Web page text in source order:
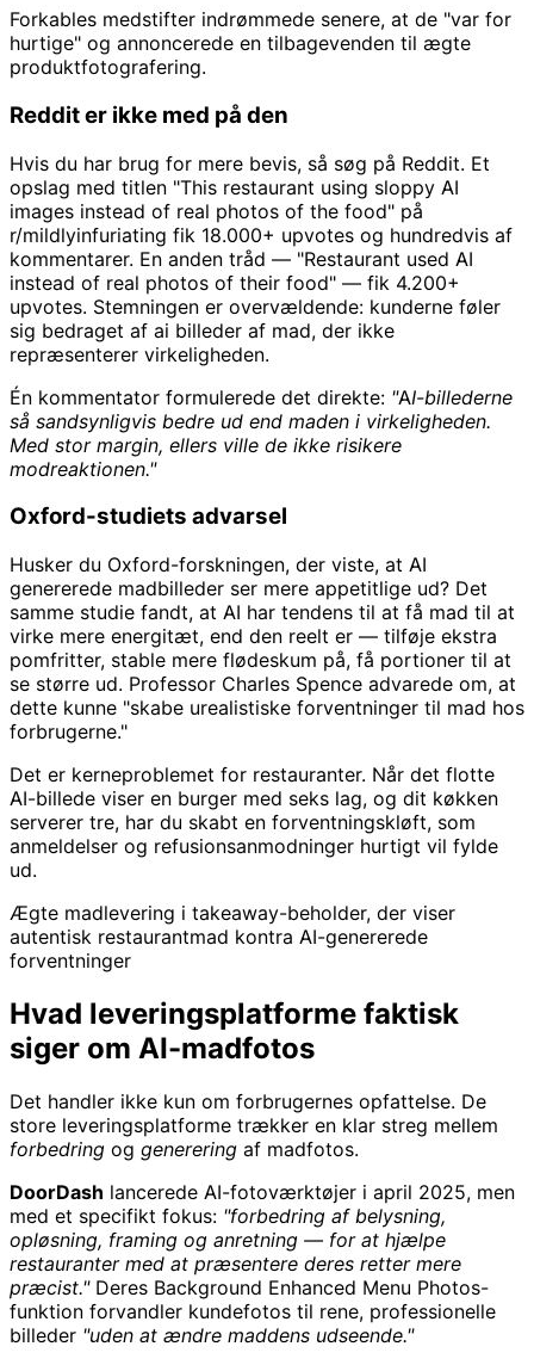
Forkables medstifter indrømmede senere, at de "var for
hurtige" og annoncerede en tilbagevenden til ægte
produktfotografering.
Reddit er ikke med på den
Hvis du har brug for mere bevis, så søg på Reddit. Et
opslag med titlen "This restaurant using sloppy AI
images instead of real photos of the food" på
r/mildlyinfuriating fik 18.000+ upvotes og hundredvis af
kommentarer. En anden tråd — "Restaurant used AI
instead of real photos of their food" — fik 4.200+
upvotes. Stemningen er overvældende: kunderne føler
sig bedraget af ai billeder af mad, der ikke
repræsenterer virkeligheden.
Én kommentator formulerede det direkte: "AI-billederne
så sandsynligvis bedre ud end maden i virkeligheden.
Med stor margin, ellers ville de ikke risikere
modreaktionen."
Oxford-studiets advarsel
Husker du Oxford-forskningen, der viste, at AI
genererede madbilleder ser mere appetitlige ud? Det
samme studie fandt, at AI har tendens til at få mad til at
virke mere energitæt, end den reelt er — tilføje ekstra
pomfritter, stable mere flødeskum på, få portioner til at
se større ud. Professor Charles Spence advarede om, at
dette kunne "skabe urealistiske forventninger til mad hos
forbrugerne."
Det er kerneproblemet for restauranter. Når det flotte
AI-billede viser en burger med seks lag, og dit køkken
serverer tre, har du skabt en forventningskløft, som
anmeldelser og refusionsanmodninger hurtigt vil fylde
ud.
Ægte madlevering i takeaway-beholder, der viser
autentisk restaurantmad kontra AI-genererede
forventninger
Hvad leveringsplatforme faktisk
siger om AI-madfotos
Det handler ikke kun om forbrugernes opfattelse. De
store leveringsplatforme trækker en klar streg mellem
forbedring og generering af madfotos.
DoorDash lancerede AI-fotoværktøjer i april 2025, men
med et specifikt fokus: "forbedring af belysning,
opløsning, framing og anretning — for at hjælpe
restauranter med at præsentere deres retter mere
præcist."Deres Background Enhanced Menu Photos-
funktion forvandler kundefotos til rene, professionelle
billeder "uden at ændre maddens udseende."